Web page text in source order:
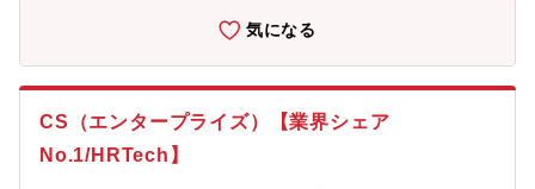
やりがいがあります。顧客から直接喜びや感謝を伝えられること
いる決済分野の中でも、今後増々注目されるであろう不正対策と
いう専門分野での業務経験・スキルが得られます。また、最先端
の「AI技術」を活用する業務経験・スキルも得られます。【会社
情報】1995年の創業以来、マーケティングや決済をベースに、最
先端のテクノロジーを社会実装し、検索エンジンやEC、ソーシャ
確度を高めるための育成（リードナーチャリング）までの戦略立
案・実行を担当します。■リードジェネレーション（獲得）・Web
広告（Google/Yahoo/Meta/ビジネスSNS等）の運用・最適化・
BtoB向け展示会への出展企画・ブース運営・効果検証・ホワイト
ペーパー（お役立ち資料）の企画・制作・ダウンロード促進■リー
ドナーチャリング（育成）＆スコアリング・ハウスリスト（既存
リード）に対するメルマガスケジューリング・配信・共催セミナ
気になる
CS（エンタープライズ）【業界シェア
No.1/HRTech】